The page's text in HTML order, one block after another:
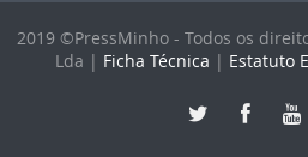
2019 ©PressMinho - Todos os
Lda | Ficha Técnica | Estatuto